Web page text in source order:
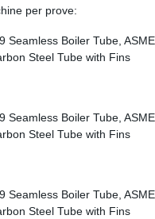
per prove: